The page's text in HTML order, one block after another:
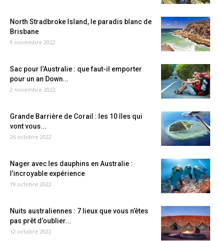
North Stradbroke Island, le paradis blanc de
Brisbane
9 novembre 2022
Sac pour l’Australie : que faut-il emporter
pour un an Down...
2 novembre 2022
Grande Barrière de Corail : les 10 îles qui
vont vous...
26 octobre 2022
Nager avec les dauphins en Australie :
l’incroyable expérience
19 octobre 2022
Nuits australiennes : 7 lieux que vous n’êtes
pas prêt d’oublier...
12 octobre 2022